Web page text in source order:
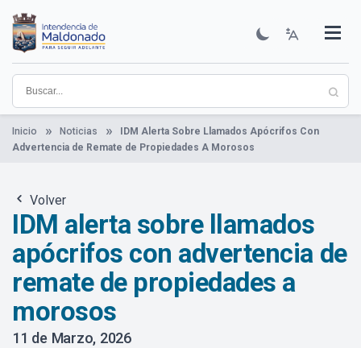
contenido
principal
Institucional
Municipios
Descubre Maldonado
Comunicación
Servicios
Guía De Trámites
Ver Noticias
Inicio Noticias
IDM Alerta Sobre Llamados Apócrifos Con
Advertencia de Remate de Propiedades A Morosos
Volver
IDM alerta sobre llamados
apócrifos con advertencia de
remate de propiedades a
morosos
11 de Marzo, 2026